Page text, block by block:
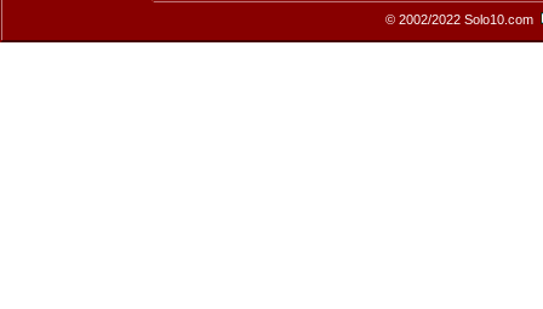
© 2002/2022 Solo10.com